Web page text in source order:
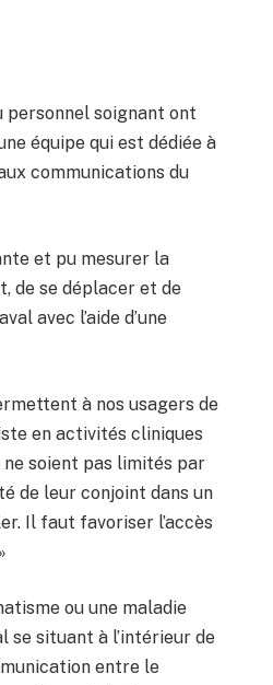
personnel soignant ont
équipe qui est dédiée à
communications du
et pu mesurer la
de se déplacer et de
avec l’aide d’une
à nos usagers de
en activités cliniques
ne soient pas limités par
de leur conjoint dans un
Il faut favoriser l’accès
ou une maladie
situant à l’intérieur de
entre le